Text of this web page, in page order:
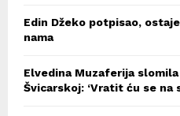
Edin Džeko potpisao,
nama
Elvedina Muzaferija
Švicarskoj: ‘Vratit ću se